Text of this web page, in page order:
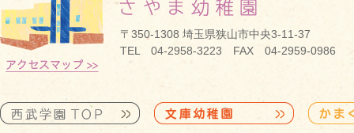
〒350-1308 埼玉県狭山市中央3-11-37
TEL 04-2958-3223 FAX 04-2959-0986